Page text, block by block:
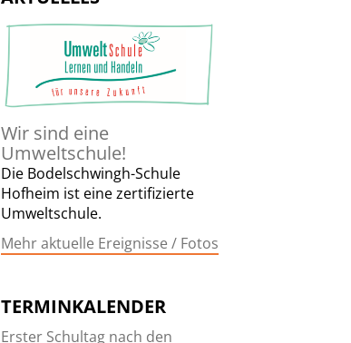
Wir sind eine
Umweltschule!
Die Bodelschwingh-Schule
Hofheim ist eine zertifizierte
Umweltschule.
Mehr aktuelle Ereignisse / Fotos
TERMINKALENDER
Erster Schultag nach den